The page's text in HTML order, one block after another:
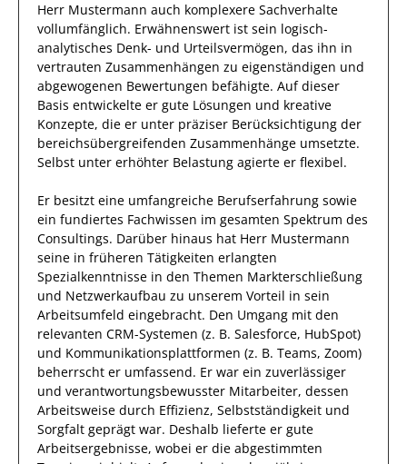
Herr Mustermann auch komplexere Sachverhalte
vollumfänglich. Erwähnenswert ist sein logisch-
analytisches Denk- und Urteilsvermögen, das ihn in
vertrauten Zusammenhängen zu eigenständigen und
abgewogenen Bewertungen befähigte. Auf dieser
Basis entwickelte er gute Lösungen und kreative
Konzepte, die er unter präziser Berücksichtigung der
bereichsübergreifenden Zusammenhänge umsetzte.
Selbst unter erhöhter Belastung agierte er flexibel.
Er besitzt eine umfangreiche Berufserfahrung sowie
ein fundiertes Fachwissen im gesamten Spektrum des
Consultings. Darüber hinaus hat Herr Mustermann
seine in früheren Tätigkeiten erlangten
Spezialkenntnisse in den Themen Markterschließung
und Netzwerkaufbau zu unserem Vorteil in sein
Arbeitsumfeld eingebracht. Den Umgang mit den
relevanten CRM-Systemen (z. B. Salesforce, HubSpot)
und Kommunikationsplattformen (z. B. Teams, Zoom)
beherrscht er umfassend. Er war ein zuverlässiger
und verantwortungsbewusster Mitarbeiter, dessen
Arbeitsweise durch Effizienz, Selbstständigkeit und
Sorgfalt geprägt war. Deshalb lieferte er gute
Arbeitsergebnisse, wobei er die abgestimmten